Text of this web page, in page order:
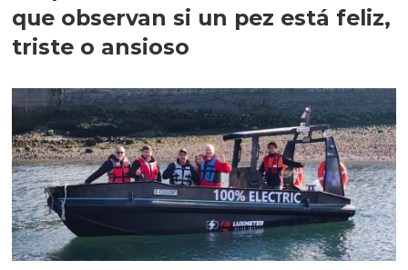
que observan si un pez está feliz,
triste o ansioso